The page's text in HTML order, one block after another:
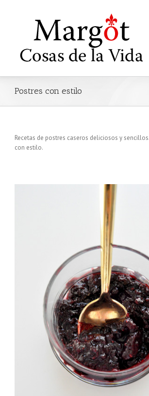
Postres con estilo
Recetas de postres caseros deliciosos y
con estilo.